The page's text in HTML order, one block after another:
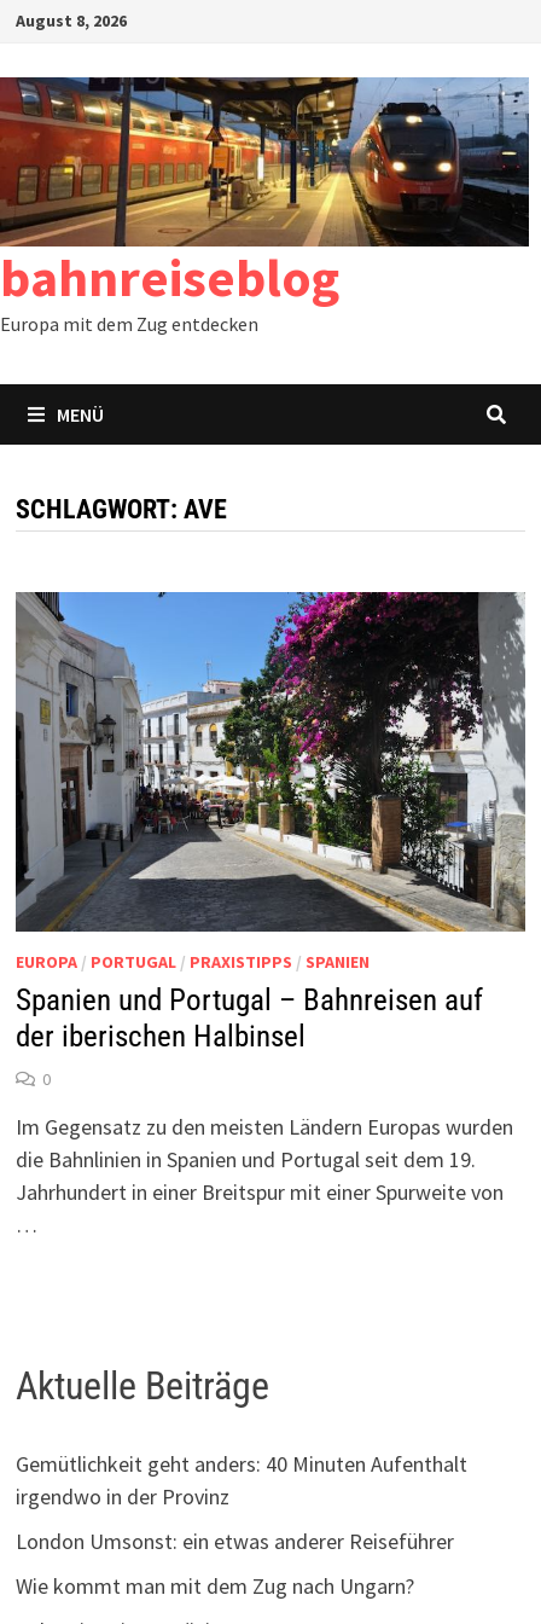
Zum
springen
August 8, 2026
bahnreiseblog
Europa mit dem Zug entdecken
MENÜ
SCHLAGWORT: AVE
EUROPA/ PORTUGAL/ PRAXISTIPPS / SPANIEN
Spanien und Portugal – Bahnreisen auf
der iberischen Halbinsel
0
Im Gegensatz zu den meisten Ländern Europas wurden
die Bahnlinien in Spanien und Portugal seit dem 19.
Jahrhundert in einer Breitspur mit einer Spurweite von
…
Aktuelle Beiträge
Gemütlichkeit geht anders: 40 Minuten Aufenthalt
irgendwo in der Provinz
London Umsonst: ein etwas anderer Reiseführer
Wie kommt man mit dem Zug nach Ungarn?